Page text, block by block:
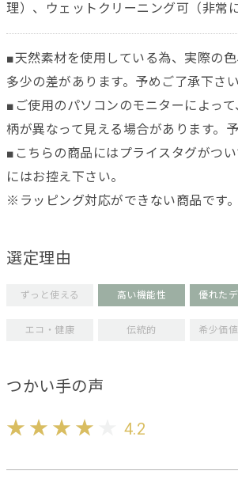
理）、ウェットクリーニング可（非常
■天然素材を使用している為、実際の
多少の差があります。予めご了承下さい
■ご使用のパソコンのモニターによっ
柄が異なって見える場合があります。
■こちらの商品にはプライスタグがつ
にはお控え下さい。
※ラッピング対応ができない商品です。
選定理由
ずっと使える 高い機能性 優れた
エコ・健康 伝統的 希少価
つかい手の声
4.2